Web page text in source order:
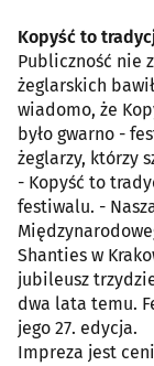
Kopyść to
Publiczność nie
żeglarskich
wiadomo, że
było gwarno -
żeglarzy, którzy
- Kopyść to
festiwalu. -
Shanties w
jubileusz
dwa lata temu.
jego 27. edycja.
Impreza jest